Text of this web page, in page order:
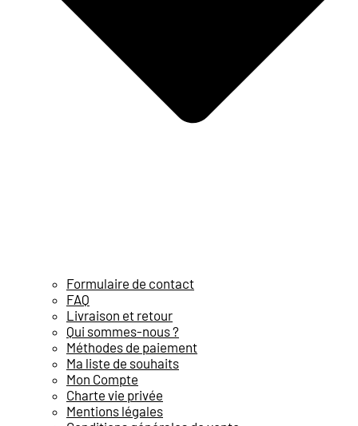
Formulaire de contact
FAQ
Livraison et retour
Qui sommes-nous ?
Méthodes de paiement
Ma liste de souhaits
Mon Compte
Charte vie privée
Mentions légales